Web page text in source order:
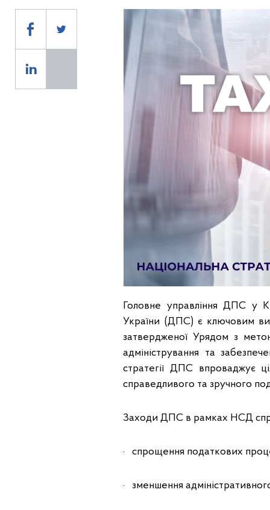
Головне управління ДПС у
України (ДПС) є ключовим
затвердженої Урядом з
адміністрування та
стратегії ДПС впроваджує
справедливого та зручного
Заходи ДПС в рамках НСД
· спрощення податкових
· зменшення